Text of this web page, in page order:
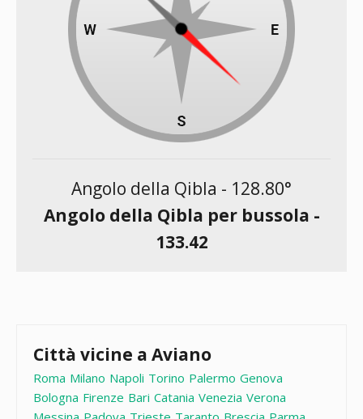
Angolo della Qibla - 128.80°
Angolo della Qibla per bussola -
133.42
Città vicine a Aviano
Roma Milano Napoli Torino Palermo Genova
Bologna Firenze Bari Catania Venezia Verona